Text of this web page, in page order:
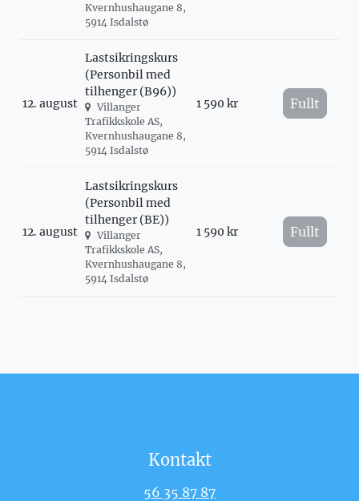
Kvernhushaugane 8,
5914 Isdalstø
12. august
Lastsikringskurs
(Personbil med
tilhenger (B96))
Villanger
Trafikkskole AS,
Kvernhushaugane 8,
5914 Isdalstø
1 590 kr Fullt
12. august
Lastsikringskurs
(Personbil med
tilhenger (BE))
Villanger
Trafikkskole AS,
Kvernhushaugane 8,
5914 Isdalstø
1 590 kr Fullt
Kontakt
56 35 87 87